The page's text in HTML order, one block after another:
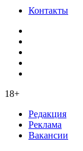
Контакты
18+
Редакция
Реклама
Вакансии